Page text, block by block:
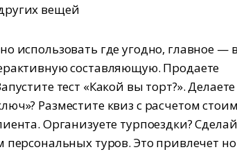
вещей
использовать где угодно, главное —
составляющую. Продаете
тест «Какой вы торт?». Делаете
Разместите квиз с расчетом
Организуете турпоездки?
персональных туров. Это привлечет